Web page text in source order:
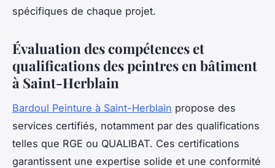
spécifiques de chaque projet.
Évaluation des compétences et
qualifications des peintres en bâtiment
à Saint-Herblain
Bardoul Peinture à Saint-Herblain propose des
services certifiés, notamment par des qualifications
telles que RGE ou QUALIBAT. Ces certifications
garantissent une expertise solide et une conformité